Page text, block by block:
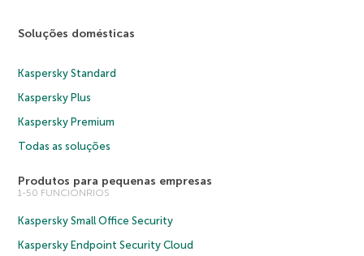
Soluções domésticas
Kaspersky Standard
Kaspersky Plus
Kaspersky Premium
Todas as soluções
Produtos para pequenas empresas
1-50 FUNCIONRIOS
Kaspersky Small Office Security
Kaspersky Endpoint Security Cloud